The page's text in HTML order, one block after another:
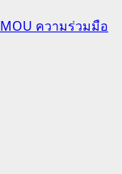
ความร่วมมือ